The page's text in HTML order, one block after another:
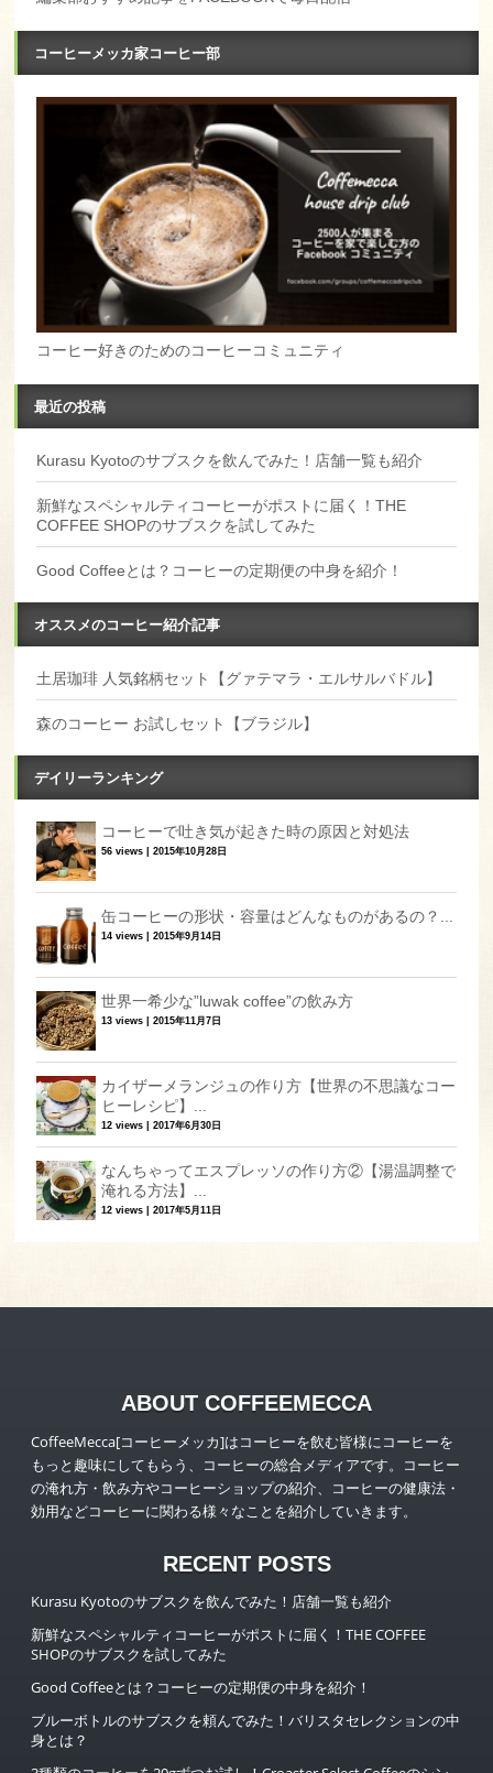
コーヒーメッカ家コーヒー部
コーヒー好きのためのコーヒーコミュニティ
最近の投稿
Kurasu Kyotoのサブスクを飲んでみた！店舗一覧も紹介
新鮮なスペシャルティコーヒーがポストに届く！THE
COFFEE SHOPのサブスクを試してみた
Good Coffeeとは？コーヒーの定期便の中身を紹介！
オススメのコーヒー紹介記事
土居珈琲 人気銘柄セット【グァテマラ・エルサルバドル】
森のコーヒー お試しセット【ブラジル】
デイリーランキング
コーヒーで吐き気が起きた時の原因と対処法
56 views |2015年10月28日
缶コーヒーの形状・容量はどんなものがあるの？...
14 views |2015年9月14日
世界一希少な”luwak coffee”の飲み方
13 views |2015年11月7日
カイザーメランジュの作り方【世界の不思議なコー
ヒーレシピ】...
12 views |2017年6月30日
なんちゃってエスプレッソの作り方②【湯温調整で
淹れる方法】...
12 views |2017年5月11日
ABOUT COFFEEMECCA
CoffeeMecca[コーヒーメッカ]はコーヒーを飲む皆様にコーヒーを
もっと趣味にしてもらう、コーヒーの総合メディアです。コーヒー
の淹れ方・飲み方やコーヒーショップの紹介、コーヒーの健康法・
効用などコーヒーに関わる様々なことを紹介していきます。
RECENT POSTS
Kurasu Kyotoのサブスクを飲んでみた！店舗一覧も紹介
新鮮なスペシャルティコーヒーがポストに届く！THE COFFEE
SHOPのサブスクを試してみた
Good Coffeeとは？コーヒーの定期便の中身を紹介！
ブルーボトルのサブスクを頼んでみた！バリスタセレクションの中
身とは？